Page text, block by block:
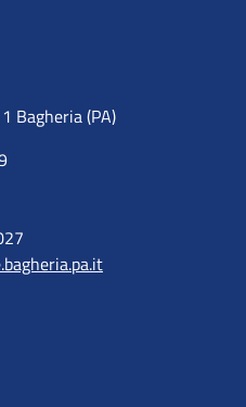
Bagheria (PA)